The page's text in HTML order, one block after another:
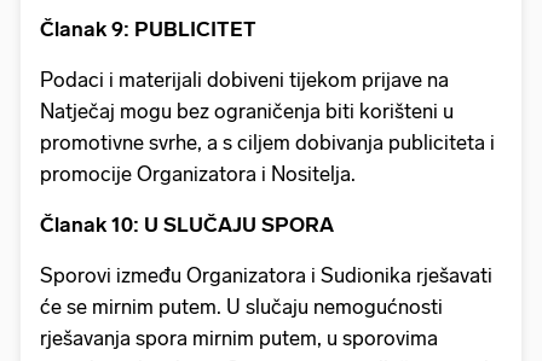
Članak 9: PUBLICITET
Podaci i materijali dobiveni tijekom prijave na
Natječaj mogu bez ograničenja biti korišteni u
promotivne svrhe, a s ciljem dobivanja publiciteta i
promocije Organizatora i Nositelja.
Članak 10: U SLUČAJU SPORA
Sporovi između Organizatora i Sudionika rješavati
će se mirnim putem. U slučaju nemogućnosti
rješavanja spora mirnim putem, u sporovima